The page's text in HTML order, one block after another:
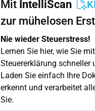
Mit IntelliScan KI
zur mühelosen
Nie wieder Steuerstress!
Lernen Sie hier, wie Sie mit
Steuererklärung schneller
Laden Sie einfach Ihre
erkennt und verarbeitet
Sie.